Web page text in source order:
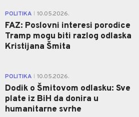
POLITIKA 10.05.2026.
FAZ: Poslovni interesi porodice
Tramp mogu biti razlog odlaska
Kristijana Šmita
POLITIKA 10.05.2026.
Dodik o Šmitovom odlasku: Sve
plate iz BiH da donira u
humanitarne svrhe